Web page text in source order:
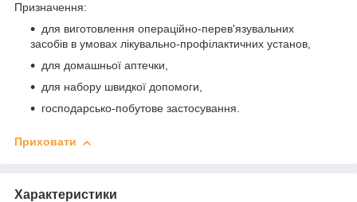
Призначення:
для виготовлення операційно-перев'язувальних
засобів в умовах лікувально-профілактичних установ,
для домашньої аптечки,
для набору швидкої допомоги,
господарсько-побутове застосування.
Приховати
Характеристики